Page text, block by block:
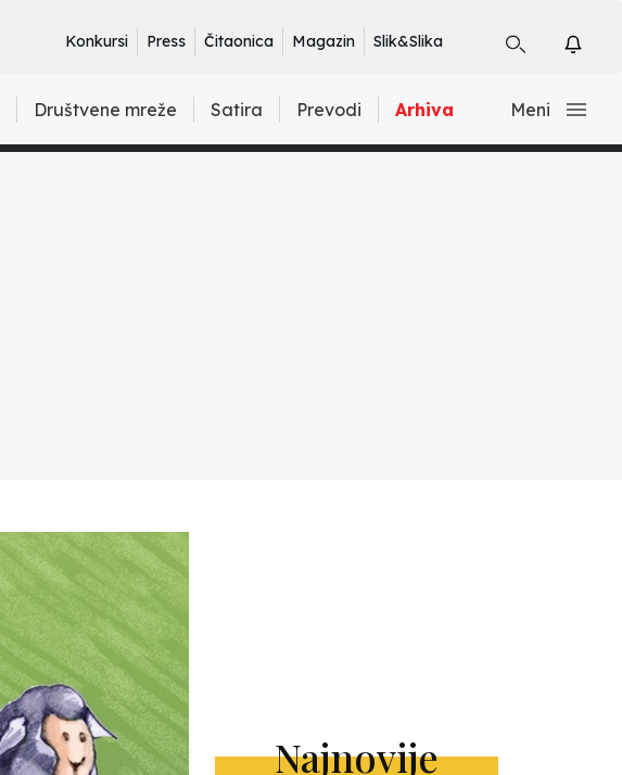
Konkursi Press Čitaonica Magazin Slik&Slika
Društvene mreže Satira Prevodi Arhiva Meni
Najnovije